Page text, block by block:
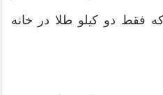
فقط دو کیلو طلا در خانه